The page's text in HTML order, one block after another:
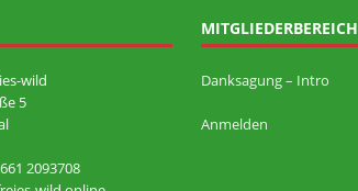
wild
5
2093708
MITGLIEDERBEREICH
Danksagung – Intro
Anmelden